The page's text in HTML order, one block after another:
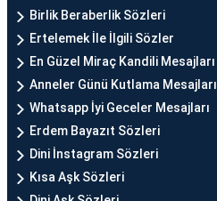
Birlik Beraberlik Sözleri
Ertelemek İle İlgili Sözler
En Güzel Miraç Kandili Mesajları
Anneler Günü Kutlama Mesajları
Whatsapp İyi Geceler Mesajları
Erdem Bayazıt Sözleri
Dini İnstagram Sözleri
Kısa Aşk Sözleri